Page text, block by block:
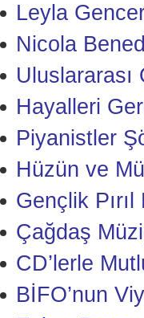
Leyla
Nicola
Uluslararası
Hayalleri
Piyanistler
Hüzün ve
Gençlik Pırıl
Çağdaş
CD’lerle
BİFO’nun